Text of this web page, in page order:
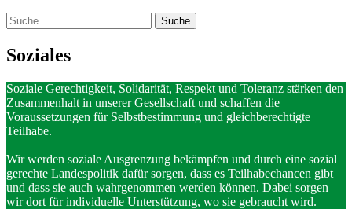
Soziales
Soziale Gerechtigkeit, Solidarität, Respekt und Toleranz stärken den
Zusammenhalt in unserer Gesellschaft und schaffen die
Voraussetzungen für Selbstbestimmung und gleichberechtigte
Teilhabe.
Wir werden soziale Ausgrenzung bekämpfen und durch eine sozial
gerechte Landespolitik dafür sorgen, dass es Teilhabechancen gibt
und dass sie auch wahrgenommen werden können. Dabei sorgen
wir dort für individuelle Unterstützung, wo sie gebraucht wird.